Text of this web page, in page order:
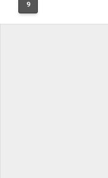
9